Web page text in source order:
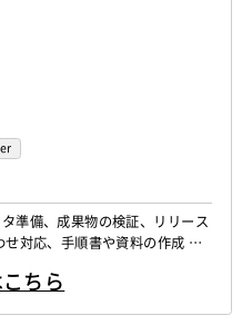
準備、成果物の検証、リリース
対応、手順書や資料の作成
ちら